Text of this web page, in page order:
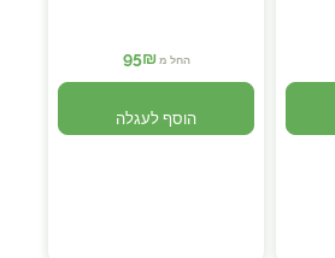
החל מ 95₪
הוסף לעגלה